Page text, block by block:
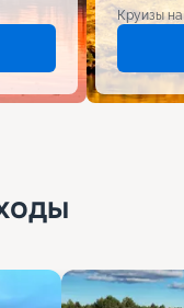
Круизы